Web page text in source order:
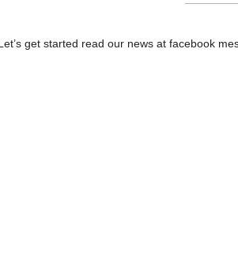
get started read our news at facebook